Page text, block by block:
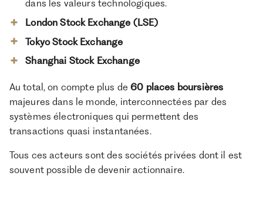
dans les valeurs technologiques.
London Stock Exchange (LSE)
Tokyo Stock Exchange
Shanghai Stock Exchange
Au total, on compte plus de60 places boursières
majeures dans le monde, interconnectées par des
systèmes électroniques qui permettent des
transactions quasi instantanées.
Tous ces acteurs sont des sociétés privées dont il est
souvent possible de devenir actionnaire.